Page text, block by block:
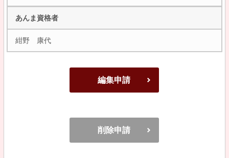
あんま資格者
紺野 康代
編集申請
削除申請